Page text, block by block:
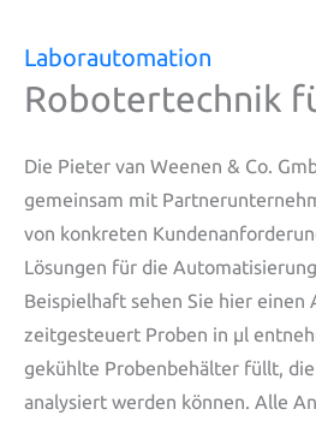
Laborautomation
Robotertechnik
Die Pieter van Weenen & Co.
gemeinsam mit
von konkreten
Lösungen für die
Beispielhaft sehen Sie hier einen
zeitgesteuert Proben in µl
gekühlte Probenbehälter füllt,
analysiert werden können. Alle